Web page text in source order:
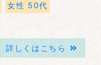
女性 50代
詳しくはこちら